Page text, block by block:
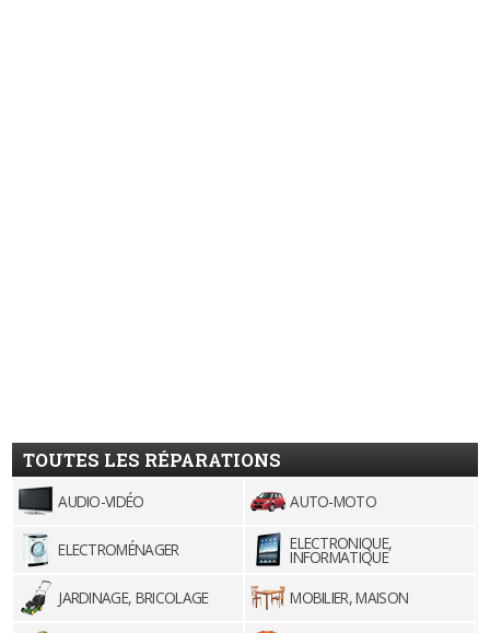
TOUTES LES RÉPARATIONS
AUDIO-VIDÉO AUTO-MOTO
ELECTROMÉNAGER ELECTRONIQUE,
INFORMATIQUE
JARDINAGE, BRICOLAGE
MOBILIER, MAISON